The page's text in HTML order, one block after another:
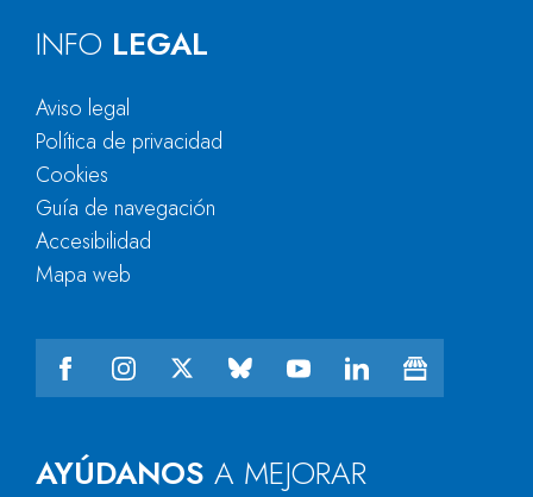
AYÚDANOS A MEJORAR
INFO LEGAL
Aviso legal
Política de privacidad
Cookies
Guía de navegación
Accesibilidad
Mapa web